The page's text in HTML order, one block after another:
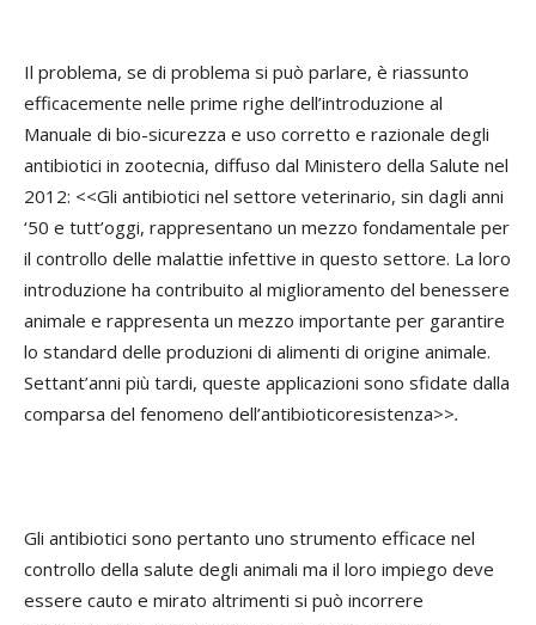
Il problema, se di problema si può parlare, è riassunto
efficacemente nelle prime righe dell’introduzione al
Manuale di bio-sicurezza e uso corretto e razionale degli
antibiotici in zootecnia, diffuso dal Ministero della Salute nel
2012: <<Gli antibiotici nel settore veterinario, sin dagli anni
‘50 e tutt’oggi, rappresentano un mezzo fondamentale per
il controllo delle malattie infettive in questo settore. La loro
introduzione ha contribuito al miglioramento del benessere
animale e rappresenta un mezzo importante per garantire
lo standard delle produzioni di alimenti di origine animale.
Settant’anni più tardi, queste applicazioni sono sfidate dalla
comparsa del fenomeno dell’antibioticoresistenza>>.
Gli antibiotici sono pertanto uno strumento efficace nel
controllo della salute degli animali ma il loro impiego deve
essere cauto e mirato altrimenti si può incorrere